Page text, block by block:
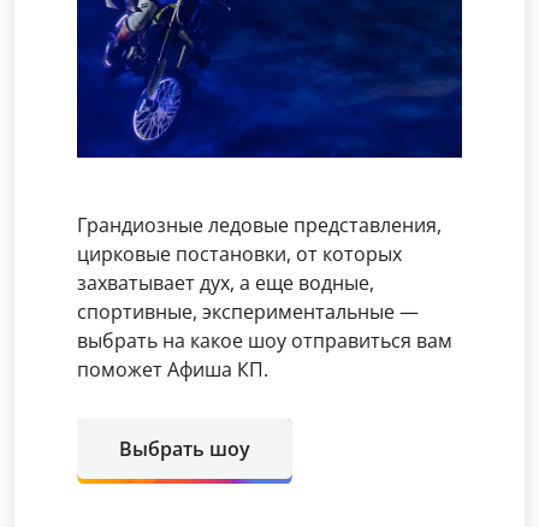
Грандиозные ледовые представления,
цирковые постановки, от которых
захватывает дух, а еще водные,
спортивные, экспериментальные —
выбрать на какое шоу отправиться вам
поможет Афиша КП.
Выбрать шоу